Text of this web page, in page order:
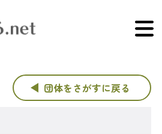
団体をさがすに戻る